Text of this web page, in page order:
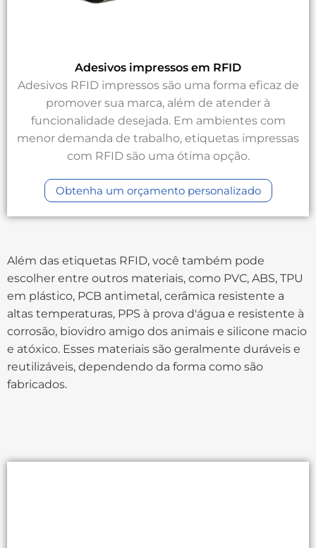
Adesivos impressos em RFID
Adesivos RFID impressos são uma forma eficaz de
promover sua marca, além de atender à
funcionalidade desejada. Em ambientes com
menor demanda de trabalho, etiquetas impressas
com RFID são uma ótima opção.
Obtenha um orçamento personalizado
Além das etiquetas RFID, você também pode
escolher entre outros materiais, como PVC, ABS, TPU
em plástico, PCB antimetal, cerâmica resistente a
altas temperaturas, PPS à prova d'água e resistente à
corrosão, biovidro amigo dos animais e silicone macio
e atóxico. Esses materiais são geralmente duráveis e
reutilizáveis, dependendo da forma como são
fabricados.